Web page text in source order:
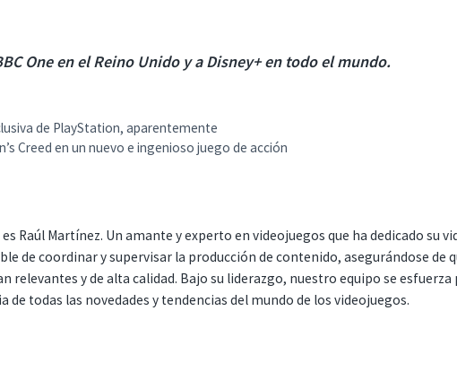
One en el Reino Unido y a Disney+ en todo el mundo.
de PlayStation, aparentemente
Creed en un nuevo e ingenioso juego de acción
Raúl Martínez. Un amante y experto en videojuegos que ha dedicado su
de coordinar y supervisar la producción de contenido, asegurándose de
relevantes y de alta calidad. Bajo su liderazgo, nuestro equipo se esfuerza
de todas las novedades y tendencias del mundo de los videojuegos.